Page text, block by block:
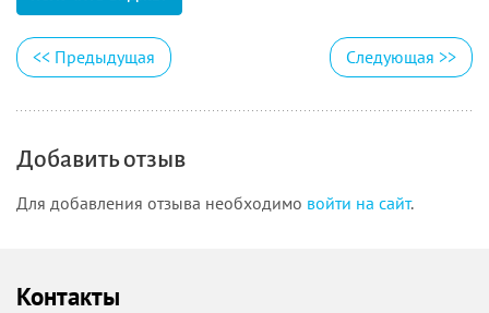
<< Предыдущая Следующая >>
Добавить отзыв
Для добавления отзыва необходимо войти на сайт.
Контакты